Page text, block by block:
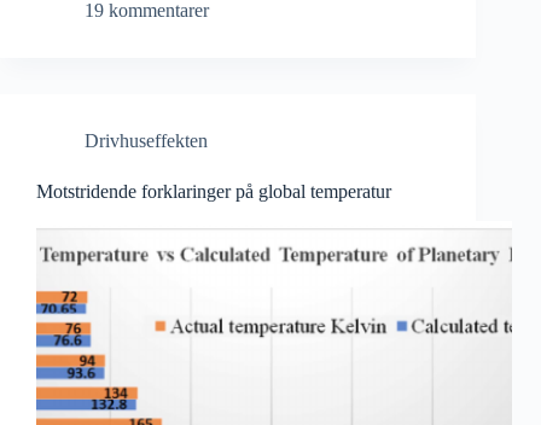
19 kommentarer
Drivhuseffekten
Motstridende forklaringer på global temperatur